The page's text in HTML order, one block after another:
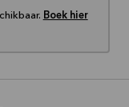
Boek hier